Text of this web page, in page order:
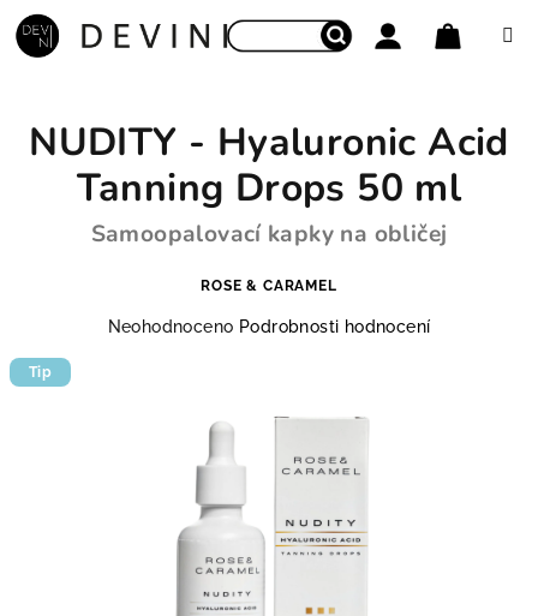
Přejít na obsah
NUDITY - Hyaluronic Acid
Tanning Drops 50 ml
Samoopalovací kapky na obličej
ROSE & CARAMEL
Průměrné hodnocení produktu je 0,0 z 5 hvězdiček.
Neohodnoceno Podrobnosti hodnocení
Tip